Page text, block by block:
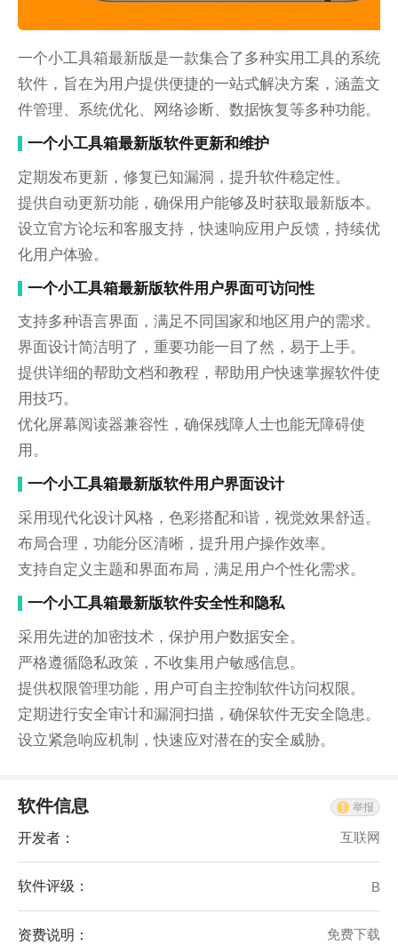
一个小工具箱最新版是一款集合了多种实用工具的系统
软件，旨在为用户提供便捷的一站式解决方案，涵盖文
件管理、系统优化、网络诊断、数据恢复等多种功能。
一个小工具箱最新版软件更新和维护
定期发布更新，修复已知漏洞，提升软件稳定性。
提供自动更新功能，确保用户能够及时获取最新版本。
设立官方论坛和客服支持，快速响应用户反馈，持续优
化用户体验。
一个小工具箱最新版软件用户界面可访问性
支持多种语言界面，满足不同国家和地区用户的需求。
界面设计简洁明了，重要功能一目了然，易于上手。
提供详细的帮助文档和教程，帮助用户快速掌握软件使
用技巧。
优化屏幕阅读器兼容性，确保残障人士也能无障碍使
用。
一个小工具箱最新版软件用户界面设计
采用现代化设计风格，色彩搭配和谐，视觉效果舒适。
布局合理，功能分区清晰，提升用户操作效率。
支持自定义主题和界面布局，满足用户个性化需求。
一个小工具箱最新版软件安全性和隐私
采用先进的加密技术，保护用户数据安全。
严格遵循隐私政策，不收集用户敏感信息。
提供权限管理功能，用户可自主控制软件访问权限。
定期进行安全审计和漏洞扫描，确保软件无安全隐患。
设立紧急响应机制，快速应对潜在的安全威胁。
软件信息 举报
开发者： 互联网
软件评级： B
资费说明： 免费下载